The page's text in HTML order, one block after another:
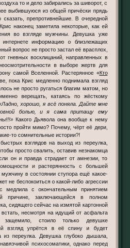
то и дело забирались за шиворот, с
выбившуюся из общей причёски прядь
препротивнейшие. В очередной
наконец заметила некоторые, как ей
во взгляде мужчины. Девушка уже
информацию о близлежащих
вопрос не просто застал её врасплох,
гневных восклицаний, направленных в
в выборе жертв для
самой Вселенной. Растерянное «Кто
пока Крис медленно поднимала взгляд
не просто ругаться благим матом, но
верещать, катаясь по жёсткому
хорошо, я всё поняла. Дайте мне
болью, и я сама притащу ему
Какого Дьявола она вообще к нему
пройти мимо? Почему, чёрт её дери,
то сомнительные истории?!
взглядов на выход из переулка,
просто свалить, оставив незнакомца
он и правда страдает от амнезии, то
и растерянность с большей
мужчину в состоянии ступора ещё какое-
не беспокоиться о какой-либо агрессии
медлила с окончательным принятием
причине, заключающейся в полном
сидящего сейчас на измятой картонной
несмотря на идущий от асфальта
защемило, стоило только девушке
взгляд упрётся в её спину и будет
из переулка. Девушка глубоко дышала,
психосоматики, однако перед